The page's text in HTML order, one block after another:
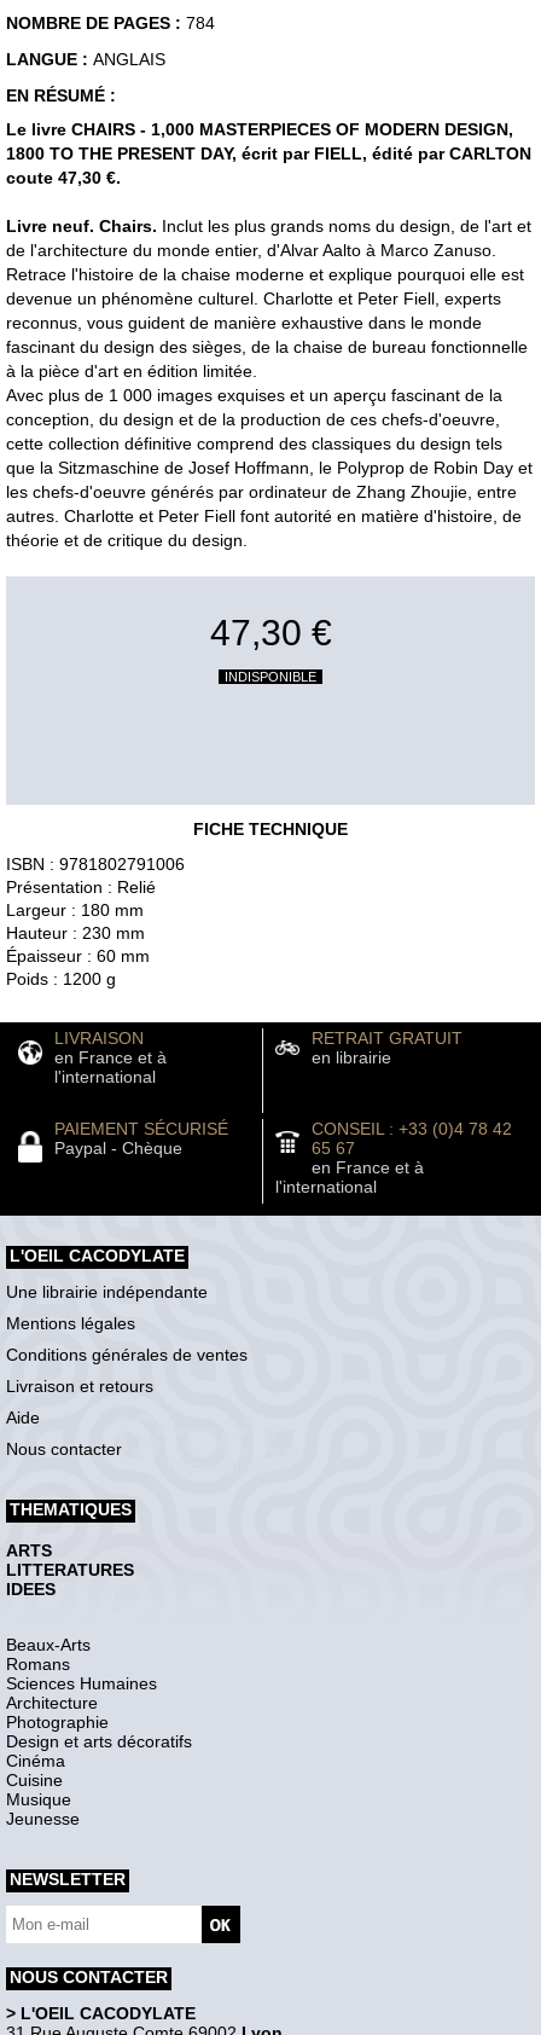
NOMBRE DE PAGES : 784
LANGUE : ANGLAIS
EN RÉSUMÉ :
Le livre CHAIRS - 1,000 MASTERPIECES OF MODERN DESIGN,
1800 TO THE PRESENT DAY, écrit par FIELL, édité par CARLTON
coute 47,30 €.
Livre neuf. Chairs. Inclut les plus grands noms du design, de l'art et
de l'architecture du monde entier, d'Alvar Aalto à Marco Zanuso.
Retrace l'histoire de la chaise moderne et explique pourquoi elle est
devenue un phénomène culturel. Charlotte et Peter Fiell, experts
reconnus, vous guident de manière exhaustive dans le monde
fascinant du design des sièges, de la chaise de bureau fonctionnelle
à la pièce d'art en édition limitée.
Avec plus de 1 000 images exquises et un aperçu fascinant de la
conception, du design et de la production de ces chefs-d'oeuvre,
cette collection définitive comprend des classiques du design tels
que la Sitzmaschine de Josef Hoffmann, le Polyprop de Robin Day et
les chefs-d'oeuvre générés par ordinateur de Zhang Zhoujie, entre
autres. Charlotte et Peter Fiell font autorité en matière d'histoire, de
théorie et de critique du design.
47,30 €
INDISPONIBLE
FICHE TECHNIQUE
ISBN : 9781802791006
Présentation : Relié
Largeur : 180 mm
Hauteur : 230 mm
Épaisseur : 60 mm
Poids : 1200 g
LIVRAISON
en France et à
l'international
RETRAIT GRATUIT
en librairie
PAIEMENT SÉCURISÉ
Paypal - Chèque
CONSEIL : +33 (0)4 78 42
65 67
en France et à
l'international
L'OEIL CACODYLATE
Une librairie indépendante
Mentions légales
Conditions générales de ventes
Livraison et retours
Aide
Nous contacter
THEMATIQUES
ARTS
LITTERATURES
IDEES
Beaux-Arts
Romans
Sciences Humaines
Architecture
Photographie
Design et arts décoratifs
Cinéma
Cuisine
Musique
Jeunesse
NEWSLETTER
NOUS CONTACTER
> L'OEIL CACODYLATE